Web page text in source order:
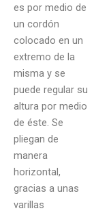
es por medio de
un cordón
colocado en un
extremo de la
misma y se
puede regular su
altura por medio
de éste. Se
pliegan de
manera
horizontal,
gracias a unas
varillas